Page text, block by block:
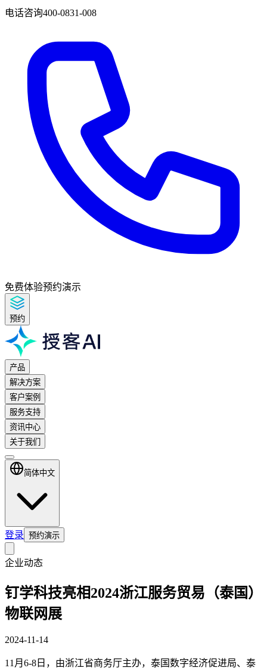
电话咨询400-0831-008
免费体验预约演示
预约
产品
解决方案
客户案例
服务支持
资讯中心
关于我们
简体中文
登录 预约演示
企业动态
钉学科技亮相2024浙江服务贸易（泰国）
物联网展
2024-11-14
11月6-8日，由浙江省商务厅主办，泰国数字经济促进局、泰